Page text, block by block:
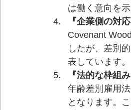
は働く意向を
『企業側の対応
Covenant
したが、差別
表しています。
『法的な枠組
年齢差別雇用
となります。